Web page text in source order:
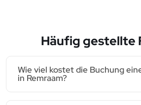
Häufig gestellte
Wie viel kostet die Buchung
in Remraam?